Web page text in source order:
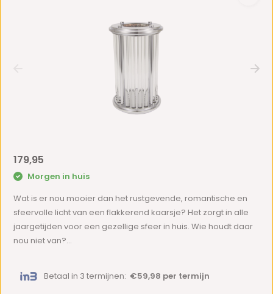
179,95
Morgen in huis
Wat is er nou mooier dan het rustgevende, romantische en
sfeervolle licht van een flakkerend kaarsje? Het zorgt in alle
jaargetijden voor een gezellige sfeer in huis. Wie houdt daar
nou niet van?...
Betaal in 3 termijnen: €59,98 per termijn